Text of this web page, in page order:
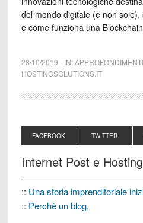
del mondo digitale (e non solo),
e come funziona una
28/10/2019 - IN:APPROFONDIMENTI
HOSTINGSOLUTIONS.IT
FACEBOOK TWITTER
Internet Post e
:: Una storia imprenditoriale
:: Perchè un blog.